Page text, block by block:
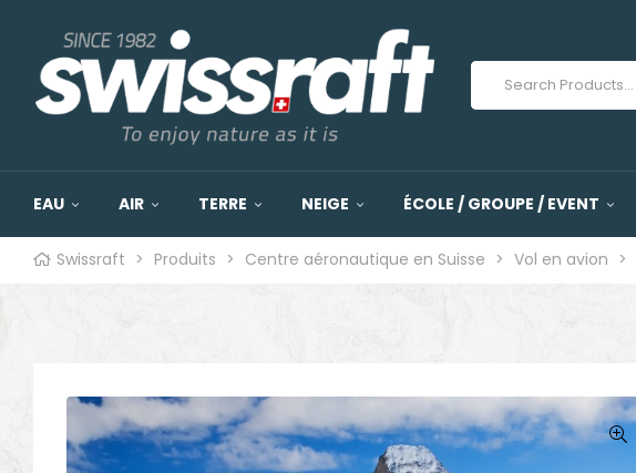
EAU AIR TERRE NEIGE ÉCOLE / GROUPE / EVENT
Swissraft > Produits > Centre aéronautique en Suisse > Vol en avion >